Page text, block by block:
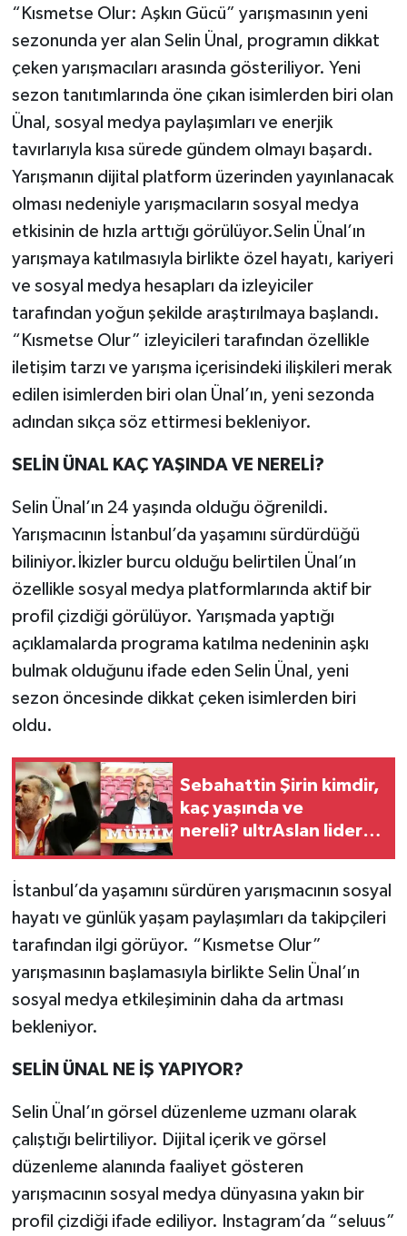
“Kısmetse Olur: Aşkın Gücü” yarışmasının yeni
sezonunda yer alan Selin Ünal, programın dikkat
çeken yarışmacıları arasında gösteriliyor. Yeni
sezon tanıtımlarında öne çıkan isimlerden biri olan
Ünal, sosyal medya paylaşımları ve enerjik
tavırlarıyla kısa sürede gündem olmayı başardı.
Yarışmanın dijital platform üzerinden yayınlanacak
olması nedeniyle yarışmacıların sosyal medya
etkisinin de hızla arttığı görülüyor.Selin Ünal’ın
yarışmaya katılmasıyla birlikte özel hayatı, kariyeri
ve sosyal medya hesapları da izleyiciler
tarafından yoğun şekilde araştırılmaya başlandı.
“Kısmetse Olur” izleyicileri tarafından özellikle
iletişim tarzı ve yarışma içerisindeki ilişkileri merak
edilen isimlerden biri olan Ünal’ın, yeni sezonda
adından sıkça söz ettirmesi bekleniyor.
SELİN ÜNAL KAÇ YAŞINDA VE NERELİ?
Selin Ünal’ın 24 yaşında olduğu öğrenildi.
Yarışmacının İstanbul’da yaşamını sürdürdüğü
biliniyor.İkizler burcu olduğu belirtilen Ünal’ın
özellikle sosyal medya platformlarında aktif bir
profil çizdiği görülüyor. Yarışmada yaptığı
açıklamalarda programa katılma nedeninin aşkı
bulmak olduğunu ifade eden Selin Ünal, yeni
sezon öncesinde dikkat çeken isimlerden biri
oldu.
Sebahattin Şirin kimdir,
kaç yaşında ve
nereli? ultrAslan lideri
İstanbul’da yaşamını sürdüren yarışmacının sosyal
hayatı ve günlük yaşam paylaşımları da takipçileri
tarafından ilgi görüyor. “Kısmetse Olur”
yarışmasının başlamasıyla birlikte Selin Ünal’ın
sosyal medya etkileşiminin daha da artması
bekleniyor.
SELİN ÜNAL NE İŞ YAPIYOR?
Selin Ünal’ın görsel düzenleme uzmanı olarak
çalıştığı belirtiliyor. Dijital içerik ve görsel
düzenleme alanında faaliyet gösteren
yarışmacının sosyal medya dünyasına yakın bir
profil çizdiği ifade ediliyor. Instagram’da “seluus”